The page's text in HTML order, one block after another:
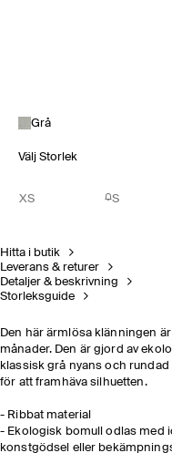
Grå
Välj Storlek
XS S
Hitta i butik
Leverans & returer
Detaljer & beskrivning
Storleksguide
Den här ärmlösa klänningen
månader. Den är gjord av
klassisk grå nyans och
för att framhäva silhuetten.
- Ribbat material
- Ekologisk bomull odlas med
konstgödsel eller